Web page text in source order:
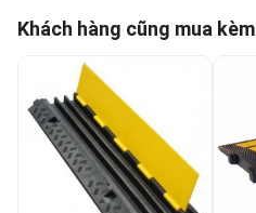
Khách hàng cũng mua kèm